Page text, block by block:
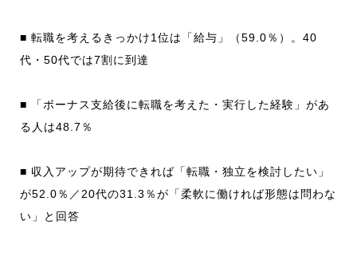
■ 転職を考えるきっかけ1位は「給与」（59.0％）。40
代・50代では7割に到達
■ 「ボーナス支給後に転職を考えた・実行した経験」があ
る人は48.7％
■ 収入アップが期待できれば「転職・独立を検討したい」
が52.0％／20代の31.3％が「柔軟に働ければ形態は問わな
い」と回答